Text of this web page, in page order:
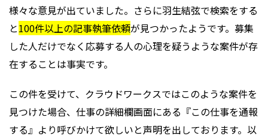
様々な意見が出ていました。さらに羽生結弦で検索をする
と100件以上の記事執筆依頼が見つかったようです。募集
した人だけでなく応募する人の心理を疑うような案件が存
在することは事実です。
この件を受けて、クラウドワークスではこのような案件を
見つけた場合、仕事の詳細欄画面にある『この仕事を通報
する』より呼びかけて欲しいと声明を出しております。以